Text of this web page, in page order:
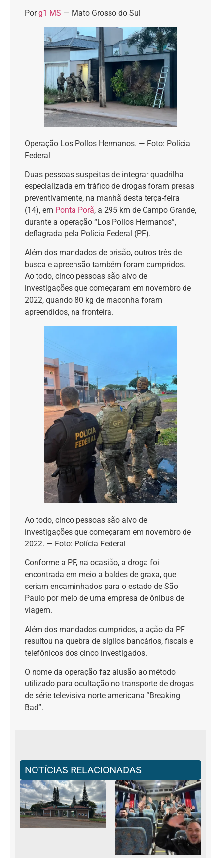
Porg1 MS — Mato Grosso do Sul
Operação Los Pollos Hermanos. — Foto: Polícia
Federal
Duas pessoas suspeitas de integrar quadrilha
especializada em tráfico de drogas foram presas
preventivamente, na manhã desta terça-feira
(14), em Ponta Porã, a 295 km de Campo Grande,
durante a operação “Los Pollos Hermanos”,
deflagrada pela Polícia Federal (PF).
Além dos mandados de prisão, outros três de
busca e apreensão também foram cumpridos.
Ao todo, cinco pessoas são alvo de
investigações que começaram em novembro de
2022, quando 80 kg de maconha foram
apreendidos, na fronteira.
Ao todo, cinco pessoas são alvo de
investigações que começaram em novembro de
2022. — Foto: Polícia Federal
Conforme a PF, na ocasião, a droga foi
encontrada em meio a baldes de graxa, que
seriam encaminhados para o estado de São
Paulo por meio de uma empresa de ônibus de
viagem.
Além dos mandados cumpridos, a ação da PF
resultou na quebra de sigilos bancários, fiscais e
telefônicos dos cinco investigados.
O nome da operação faz alusão ao método
utilizado para ocultação no transporte de drogas
de série televisiva norte americana “Breaking
Bad”.
NOTÍCIAS RELACIONADAS